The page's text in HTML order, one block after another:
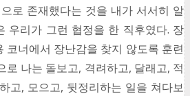
로 존재했다는 것을 내가 서서히 알
우리가 그런 협정을 한 직후였다. 장
코너에서 장난감을 찾지 않도록 훈련
로 나는 돌보고, 격려하고, 달래고, 적
고, 모으고, 뒷정리하는 일을 쳐다보